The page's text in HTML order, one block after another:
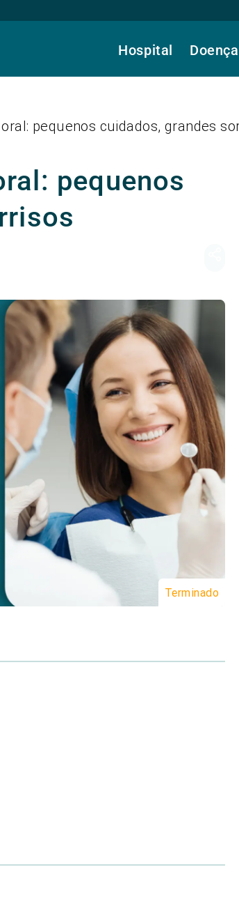
Hospital
pequenos cuidados, grandes
pequenos
Terminado